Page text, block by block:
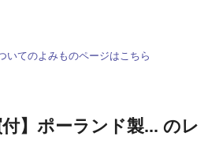
いてのよみものページはこちら
付】ポーランド製... のレ